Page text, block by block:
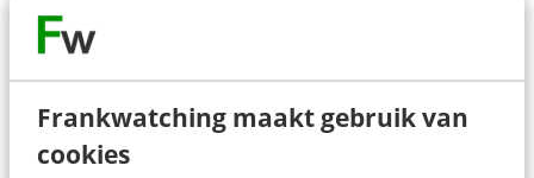
Frankwatching maakt gebruik van
cookies
activiteiten en het ontvangen van relevante updates tijdens
hun vakantie.
een ondersteunende tool naar een centraal onderdeel van de
gastbeleving. Met minder afhankelijkheid van traditioneel